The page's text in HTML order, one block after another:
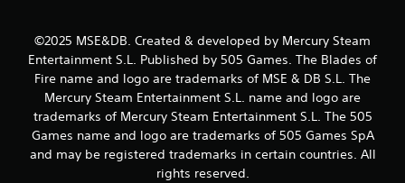
b
a
s
e
e
©2025 MSE&DB. Created & developed by Mercury Steam
Entertainment S.L. Published by 505 Games. The Blades of
Fire name and logo are trademarks of MSE & DB S.L. The
Mercury Steam Entertainment S.L. name and logo are
trademarks of Mercury Steam Entertainment S.L. The 505
Games name and logo are trademarks of 505 Games SpA
and may be registered trademarks in certain countries. All
rights reserved.